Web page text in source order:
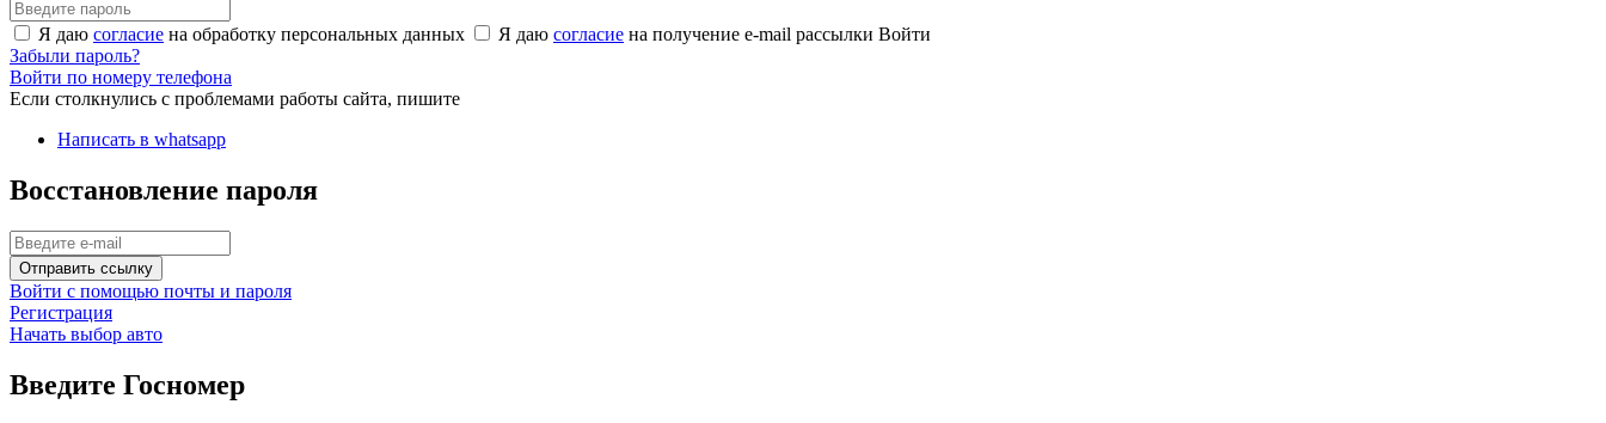
Я даю согласие на обработку персональных данных Я даю согласие на получение e-mail рассылки Войти
Забыли пароль?
Войти по номеру телефона
Если столкнулись с проблемами работы сайта, пишите
Написать в whatsapp
Восстановление пароля
Отправить ссылку
Войти с помощью почты и пароля
Регистрация
Начать выбор авто
Введите Госномер